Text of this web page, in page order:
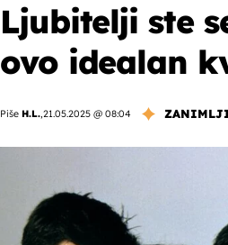
Ljubitelji ste
ovo idealan
Piše H.L.,21.05.2025 @ 08:04